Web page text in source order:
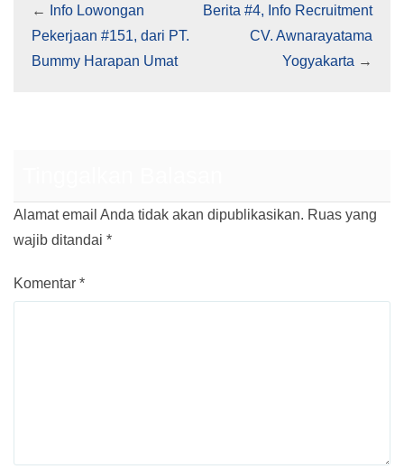
←
Info Lowongan
Pekerjaan #151, dari PT.
Bummy Harapan Umat
Berita #4, Info Recruitment
CV. Awnarayatama
Yogyakarta →
Alamat email Anda tidak akan dipublikasikan. Ruas yang
wajib ditandai *
Komentar *